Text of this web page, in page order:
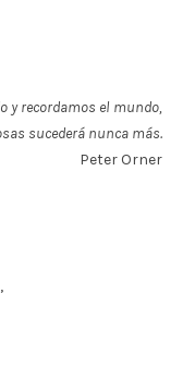
y recordamos el mundo,
sucederá nunca más.
Peter Orner